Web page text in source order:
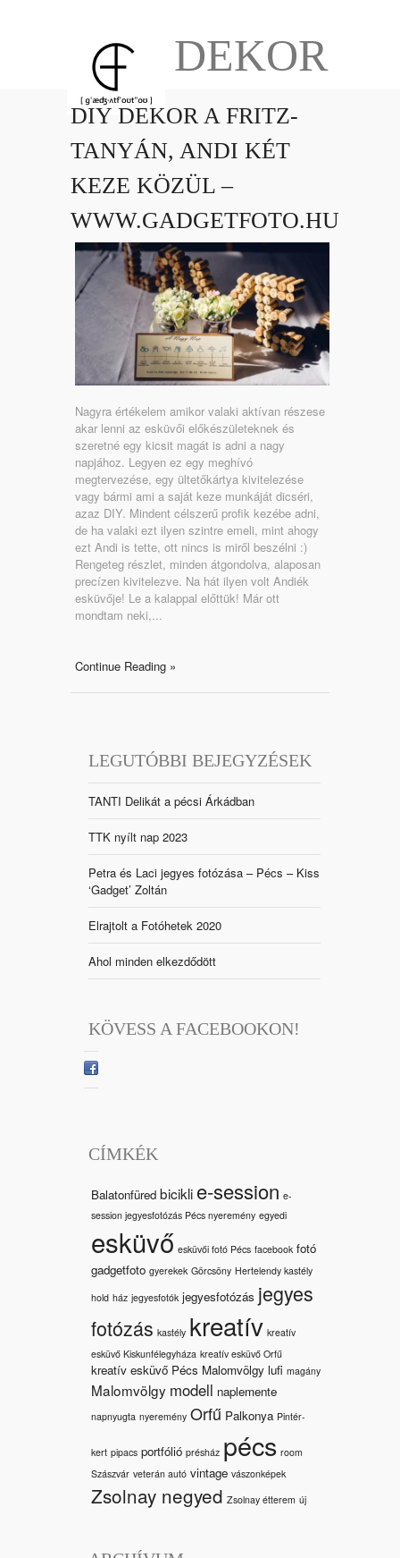
DEKOR
DIY DEKOR A FRITZ-
TANYÁN, ANDI KÉT
KEZE KÖZÜL –
WWW.GADGETFOTO.HU
Nagyra értékelem amikor valaki aktívan részese
akar lenni az esküvői előkészületeknek és
szeretné egy kicsit magát is adni a nagy
napjához. Legyen ez egy meghívó
megtervezése, egy ültetőkártya kivitelezése
vagy bármi ami a saját keze munkáját dicséri,
azaz DIY. Mindent célszerű profik kezébe adni,
de ha valaki ezt ilyen szintre emeli, mint ahogy
ezt Andi is tette, ott nincs is miről beszélni :)
Rengeteg részlet, minden átgondolva, alaposan
precízen kivitelezve. Na hát ilyen volt Andiék
esküvője! Le a kalappal előttük! Már ott
mondtam neki,...
Continue Reading »
LEGUTÓBBI BEJEGYZÉSEK
TANTI Delikát a pécsi Árkádban
TTK nyílt nap 2023
Petra és Laci jegyes fotózása – Pécs – Kiss
‘Gadget’ Zoltán
Elrajtolt a Fotóhetek 2020
Ahol minden elkezdődött
KÖVESS A FACEBOOKON!
CÍMKÉK
Balatonfüred bicikli e-session e-
session jegyesfotózás Pécs nyeremény egyedi
esküvő esküvői fotó Pécs facebook fotó
gadgetfoto gyerekek Görcsöny Hertelendy kastély
hold ház jegyesfotók jegyesfotózás jegyes
fotózás kastély kreatív kreatív
esküvő Kiskunfélegyháza kreatív esküvő Orfű
kreatív esküvő Pécs Malomvölgy lufi magány
Malomvölgy modell naplemente
napnyugta nyeremény Orfű Palkonya Pintér-
kert pipacs portfólió présház pécs room
Szászvár veterán autó vintage vászonképek
Zsolnay negyed Zsolnay étterem új